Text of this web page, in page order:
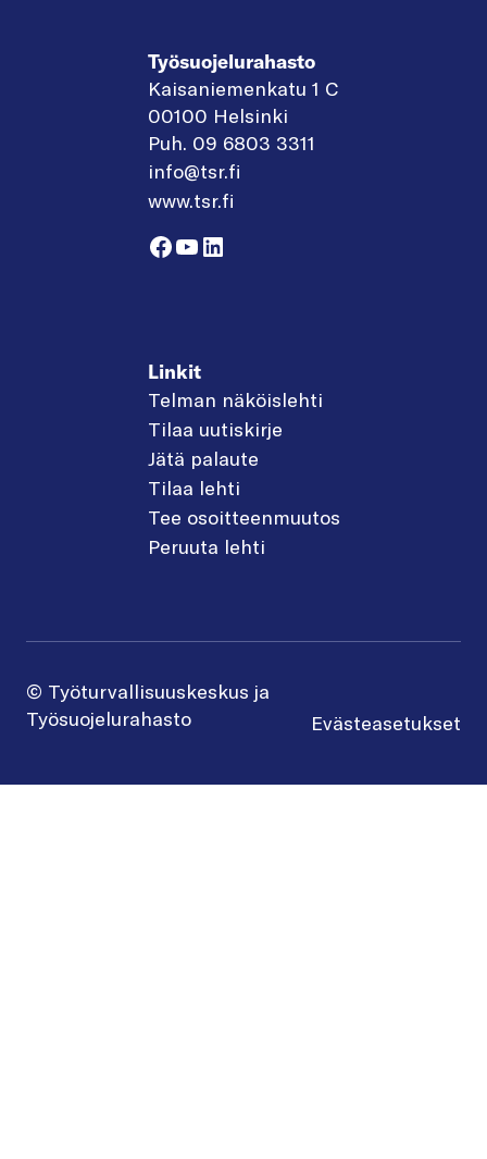
Työsuojelurahasto
Kaisaniemenkatu 1 C
00100 Helsinki
Puh. 09 6803 3311
info@tsr.fi
www.tsr.fi
Facebook
YouTube
LinkedIn
Linkit
Telman näköislehti
Tilaa uutiskirje
Jätä palaute
Tilaa lehti
Tee osoitteenmuutos
Peruuta lehti
© Työturvallisuuskeskus ja
Työsuojelurahasto
Evästeasetukset